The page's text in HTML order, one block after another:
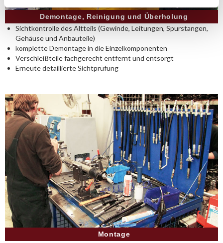
Demontage, Reinigung und Überholung
Sichtkontrolle des Altteils (Gewinde, Leitungen, Spurstangen,
Gehäuse und Anbauteile)
komplette Demontage in die Einzelkomponenten
Verschleißteile fachgerecht entfernt und entsorgt
Erneute detaillierte Sichtprüfung
Montage